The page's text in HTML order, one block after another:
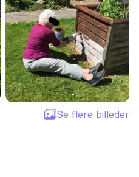
Se flere billeder